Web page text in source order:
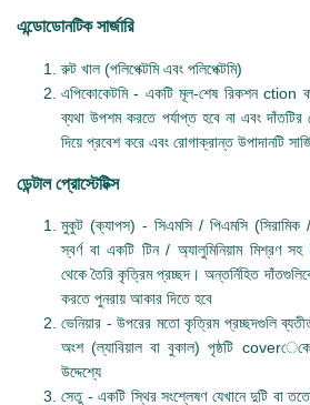
এন্ডোডোনটিক সার্জারি
রুট খাল (পলিপেক্টমি এবং পলিপেক্টমি)
এপিকোকেটমি - একটি মূল-শেষ রিকশন
ব্যথা উপশম করতে পর্যাপ্ত হবে না এবং দাঁতটির
দিয়ে প্রবেশ করে এবং রোগাক্রান্ত উপাদানটি
ডেন্টাল প্রোস্টেটিক্স
মুকুট (ক্যাপস) - সিএমসি / পিএমসি (সিরামিক /
স্বর্ণ বা একটি টিন / অ্যালুমিনিয়াম মিশ্রণ
থেকে তৈরি কৃত্রিম প্রচ্ছদ। অন্তর্নিহিত
করতে পুনরায় আকার দিতে হবে
ভেনিয়ার - উপরের মতো কৃত্রিম প্রচ্ছদগুলি
অংশ (ল্যাবিয়াল বা বুকাল) পৃষ্ঠটি coverেকে
উদ্দেশ্যে
সেতু - একটি স্থির সংশ্লেষণ যেখানে দুটি বা